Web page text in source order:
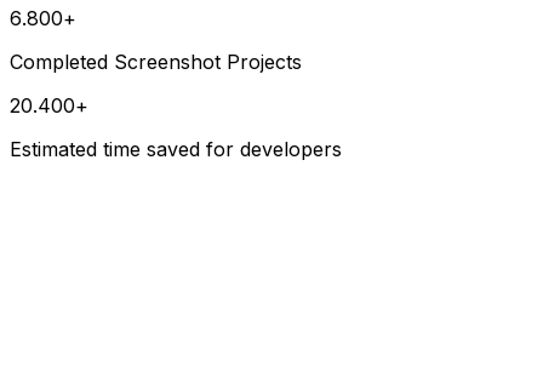
6.800+
Completed Screenshot Projects
20.400+
Estimated time saved for developers